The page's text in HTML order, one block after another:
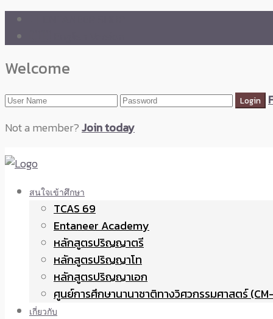
Welcome
Not a member?Join today
สนใจเข้าศึกษา
TCAS 69
Entaneer Academy
หลักสูตรปริญญาตรี
หลักสูตรปริญญาโท
หลักสูตรปริญญาเอก
ศูนย์การศึกษานานาชาติทางวิศวกรรมศาสตร์
เกี่ยวกับ